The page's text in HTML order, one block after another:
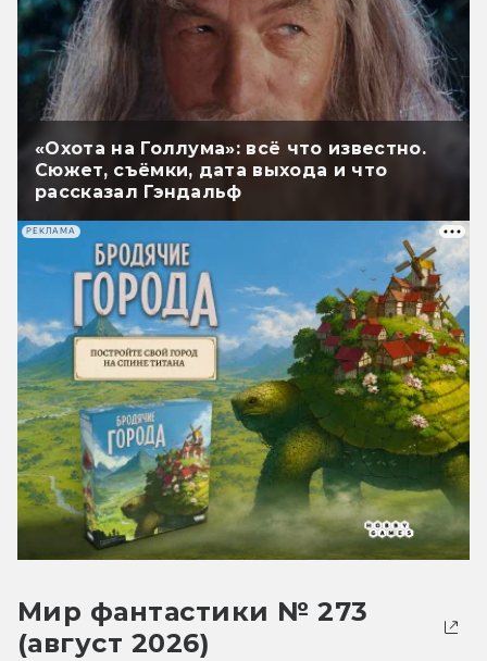
«Охота на Голлума»: всё что известно.
Сюжет, съёмки, дата выхода и что
рассказал Гэндальф
РЕКЛАМА
Мир фантастики № 273
(август 2026)